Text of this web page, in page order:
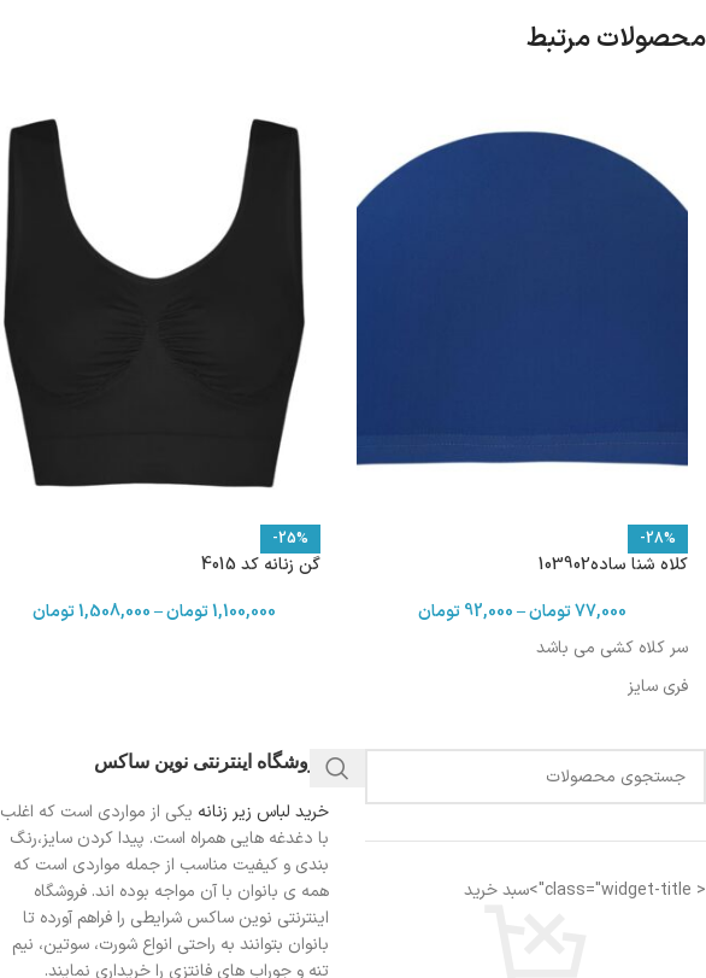
محصولات مرتبط
-28%
کلاه شنا ساده103902
77,000تومان–
92,000 تومان
سر کلاه کشی می باشد
فری سایز
-25%
گن زنانه کد 4015
1,100,000تومان–
1,508,000تومان
< class="widget-title">سبد خرید
فروشگاه اینترنتی نوین ساکس
خرید لباس زیر زنانه یکی از مواردی است که اغلب
با دغدغه هایی همراه است. پیدا کردن سایز،رنگ
بندی و کیفیت مناسب از جمله مواردی است که
همه ی بانوان با آن مواجه بوده اند. فروشگاه
اینترنتی نوین ساکس شرایطی را فراهم آورده تا
بانوان بتوانند به راحتی انواع شورت، سوتین، نیم
تنه و جوراب های فانتزی را خریداری نمایند.